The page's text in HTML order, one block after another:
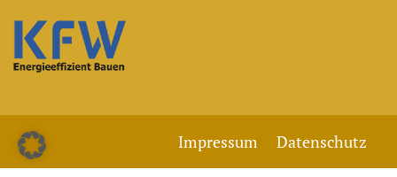
Impressum Datenschutz